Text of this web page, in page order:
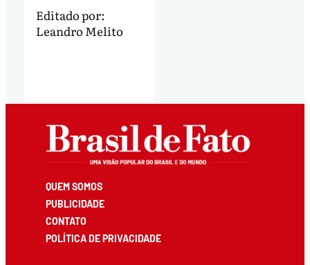
Editado por:
Leandro Melito
QUEM SOMOS
PUBLICIDADE
CONTATO
POLÍTICA DE PRIVACIDADE